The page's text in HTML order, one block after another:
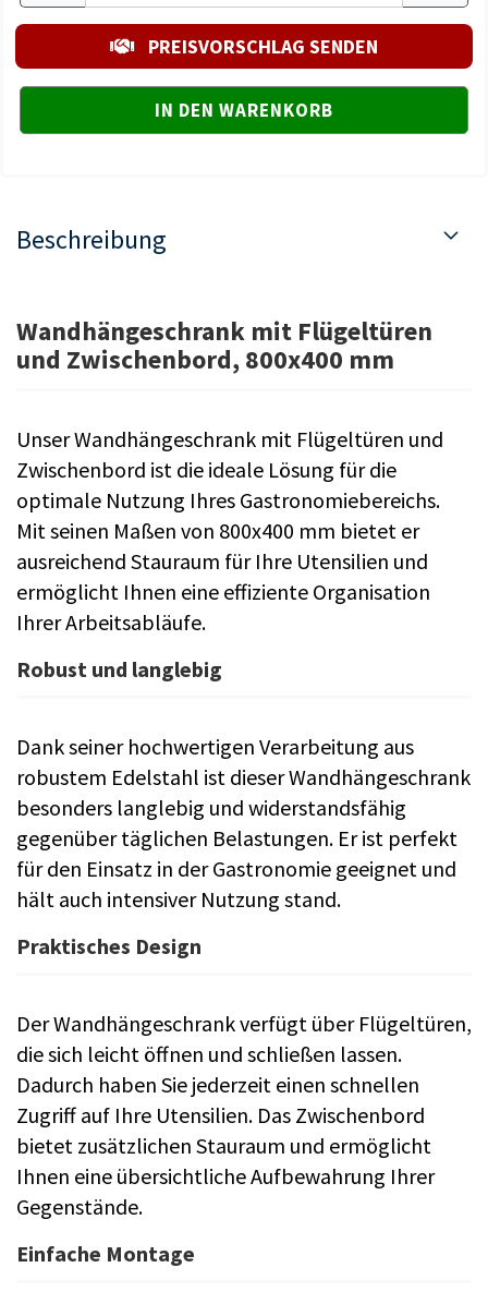
PREISVORSCHLAG SENDEN
Beschreibung
Wandhängeschrank mit Flügeltüren
und Zwischenbord, 800x400 mm
Unser Wandhängeschrank mit Flügeltüren und
Zwischenbord ist die ideale Lösung für die
optimale Nutzung Ihres Gastronomiebereichs.
Mit seinen Maßen von 800x400 mm bietet er
ausreichend Stauraum für Ihre Utensilien und
ermöglicht Ihnen eine effiziente Organisation
Ihrer Arbeitsabläufe.
Robust und langlebig
Dank seiner hochwertigen Verarbeitung aus
robustem Edelstahl ist dieser Wandhängeschrank
besonders langlebig und widerstandsfähig
gegenüber täglichen Belastungen. Er ist perfekt
für den Einsatz in der Gastronomie geeignet und
hält auch intensiver Nutzung stand.
Praktisches Design
Der Wandhängeschrank verfügt über Flügeltüren,
die sich leicht öffnen und schließen lassen.
Dadurch haben Sie jederzeit einen schnellen
Zugriff auf Ihre Utensilien. Das Zwischenbord
bietet zusätzlichen Stauraum und ermöglicht
Ihnen eine übersichtliche Aufbewahrung Ihrer
Gegenstände.
Einfache Montage